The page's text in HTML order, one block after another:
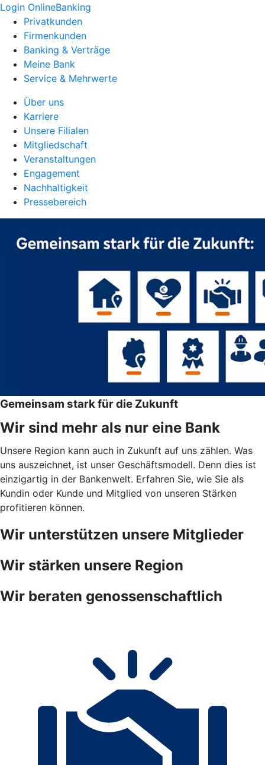
Login OnlineBanking
Privatkunden
Firmenkunden
Banking & Verträge
Meine Bank
Service & Mehrwerte
Über uns
Karriere
Unsere Filialen
Mitgliedschaft
Veranstaltungen
Engagement
Nachhaltigkeit
Pressebereich
Gemeinsam stark für die Zukunft
Wir sind mehr als nur eine Bank
Unsere Region kann auch in Zukunft auf uns zählen. Was
uns auszeichnet, ist unser Geschäftsmodell. Denn dies ist
einzigartig in der Bankenwelt. Erfahren Sie, wie Sie als
Kundin oder Kunde und Mitglied von unseren Stärken
profitieren können.
Wir unterstützen unsere Mitglieder
Wir stärken unsere Region
Wir beraten genossenschaftlich